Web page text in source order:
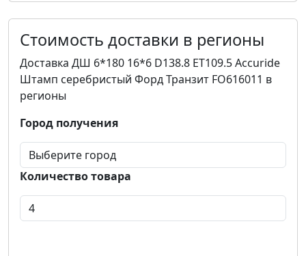
Стоимость доставки в регионы
Доставка ДШ 6*180 16*6 D138.8 ET109.5 Accuride
Штамп серебристый Форд Транзит FO616011 в
регионы
Город получения
Количество товара